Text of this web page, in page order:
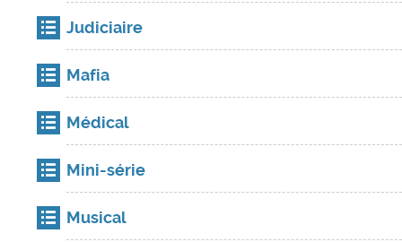
Judiciaire
Mafia
Médical
Mini-série
Musical